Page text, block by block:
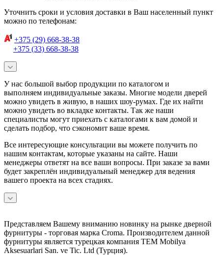
Уточнить сроки и условия доставки в Ваш населенный пункт
можно по телефонам:
+375 (29) 668-38-38
+375 (33) 668-38-38
У нас большой выбор продукции по каталогом и
выполняем индивидуальные заказы. Многие модели дверей
можно увидеть в живую, в наших шоу-румах. Где их найти
можно увидеть во вкладке контакты. Так же наши
специалисты могут приехать с каталогами к вам домой и
сделать подбор, что сэкономит ваше время.
Все интересующие консультации вы можете получить по
нашим контактам, которые указаны на сайте. Наши
менеджеры ответят на все ваши вопросы. При заказе за вами
будет закреплён индивидуальный менеджер для ведения
вашего проекта на всех стадиях.
Представляем Вашему вниманию новинку на рынке дверной
фурнитуры - торговая марка Croma. Производителем данной
фурнитуры является турецкая компания TEM Mobilya
Aksesuarlari San. ve Tic. Ltd (Турция).